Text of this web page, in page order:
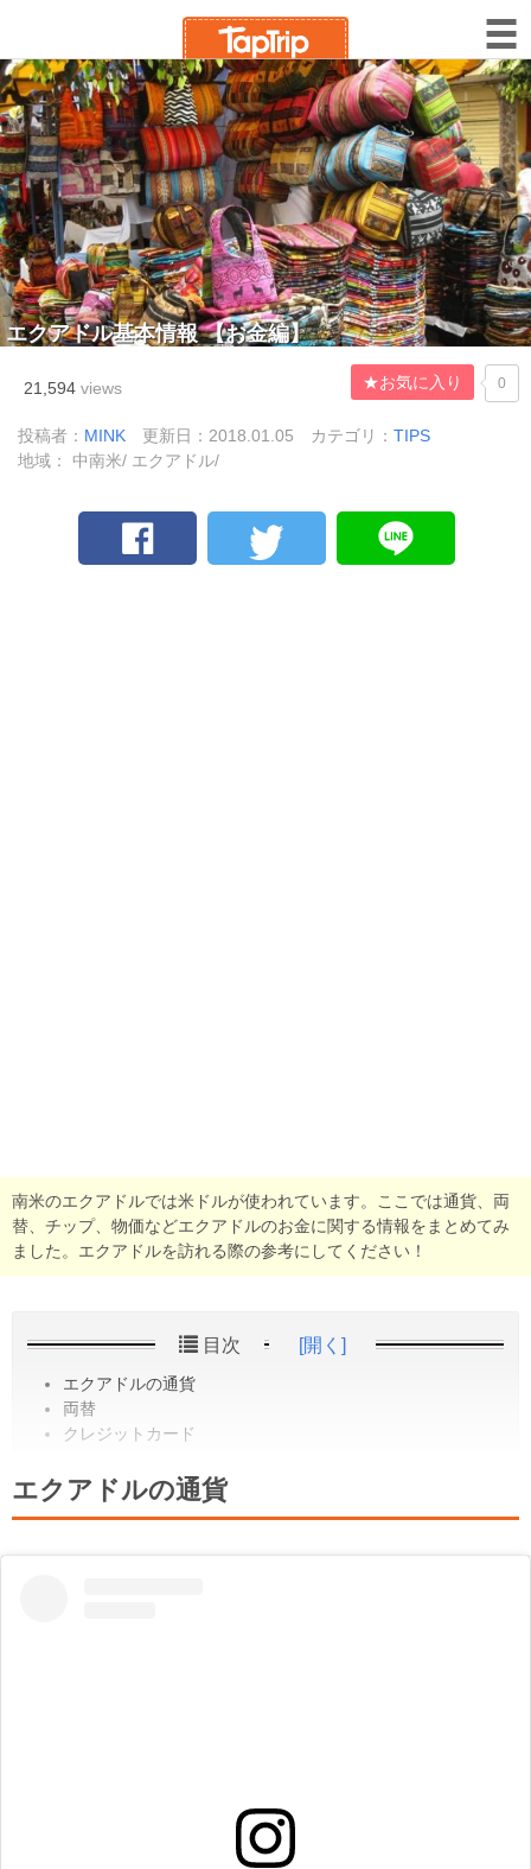
エクアドル基本情報 【お金編】
21,594 views ★お気に入り 0
投稿者： MINK 更新日：2018.01.05 カテゴリ： TIPS
地域： 中南米/ エクアドル/
南米のエクアドルでは米ドルが使われています。ここでは通貨、両
替、チップ、物価などエクアドルのお金に関する情報をまとめてみ
ました。エクアドルを訪れる際の参考にしてください！
目次 [開く]
エクアドルの通貨
両替
クレジットカード
エクアドルの通貨